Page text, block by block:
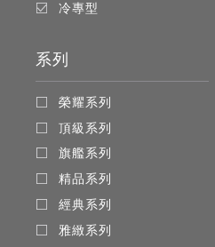
冷專型
系列
榮耀系列
頂級系列
旗艦系列
精品系列
經典系列
雅緻系列